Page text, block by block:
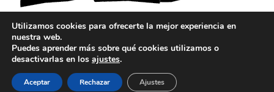
POLÍTICA DE COOKIES
AVISO LEGAL
Utilizamos cookies para ofrecerte la mejor experiencia en
nuestra web.
Puedes aprender más sobre qué cookies utilizamos o
desactivarlas en los ajustes.
Aceptar Rechazar Ajustes